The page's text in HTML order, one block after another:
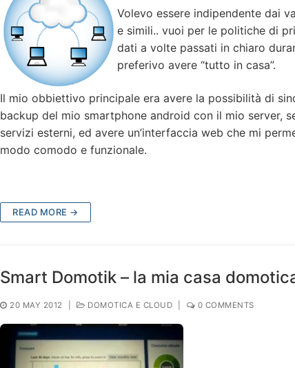
Volevo essere indipendente dai
e simili.. vuoi per le politiche di
dati a volte passati in chiaro
preferivo avere “tutto in casa”.
Il mio obbiettivo principale era avere la possibilità di
backup del mio smartphone android con il mio server,
servizi esterni, ed avere un’interfaccia web che mi
modo comodo e funzionale.
READ MORE →
Smart Domotik – la mia casa
20 MAY 2012 DOMOTICA E CLOUD 0 COMMENTS